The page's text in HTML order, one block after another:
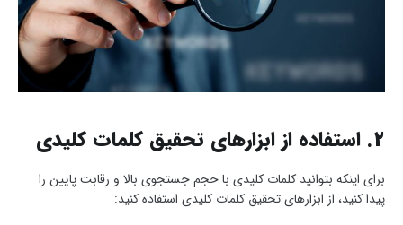
۲. استفاده از ابزارهای تحقیق کلمات کلیدی
برای اینکه بتوانید کلمات کلیدی با حجم جستجوی بالا و رقابت پایین را
پیدا کنید، از ابزارهای تحقیق کلمات کلیدی استفاده کنید: